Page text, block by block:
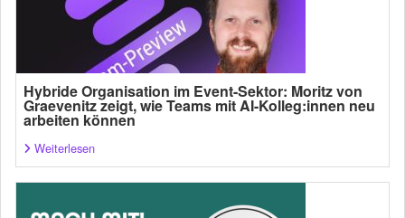
Hybride Organisation im Event-Sektor: Moritz von
Graevenitz zeigt, wie Teams mit AI-Kolleg:innen neu
arbeiten können
Weiterlesen